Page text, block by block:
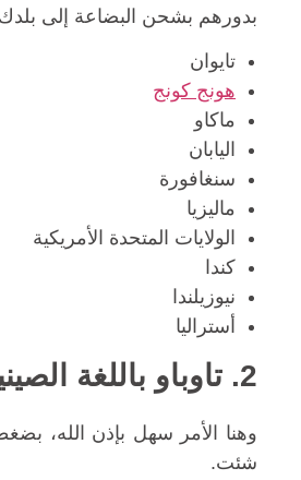
بدورهم بشحن البضاعة إلى بلدك.
تايوان
هونج كونج
ماكاو
اليابان
سنغافورة
ماليزيا
الولايات المتحدة الأمريكية
كندا
نيوزيلندا
أستراليا
2. تاوباو باللغة الصينية … كيفية التغلب على عائق اللغة
وهنا الأمر سهل بإذن الله،
شئت.